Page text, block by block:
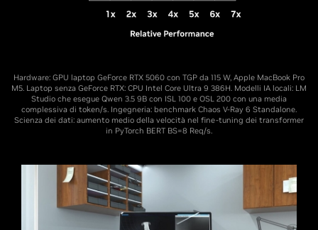
Hardware: GPU laptop GeForce RTX 5060 con TGP da 115 W, Apple MacBook Pro
M5. Laptop senza GeForce RTX: CPU Intel Core Ultra 9 386H. Modelli IA locali: LM
Studio che esegue Qwen 3.5 9B con ISL 100 e OSL 200 con una media
complessiva di token/s. Ingegneria: benchmark Chaos V-Ray 6 Standalone.
Scienza dei dati: aumento medio della velocità nel fine-tuning dei transformer
in PyTorch BERT BS=8 Req/s.